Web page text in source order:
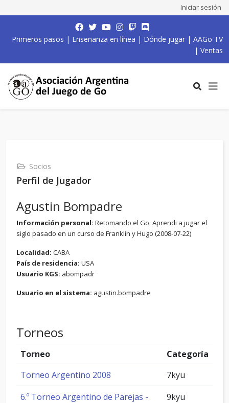
Iniciar sesión
Primeros pasos | Enseñanza en línea | Dónde jugar | AAGo TV
| Ventas
Socios
Perfil de Jugador
Agustin Bompadre
Información personal: Retomando el Go. Aprendi a jugar el
siglo pasado en un curso de Franklin y Hugo (2008-07-22)
Localidad: CABA
País de residencia: USA
Usuario KGS: abompadr
Usuario en el sistema: agustin.bompadre
Torneos
Torneo
Categoría
Torneo Argentino 2008
7kyu
6.º Torneo Argentino de Parejas -
9kyu